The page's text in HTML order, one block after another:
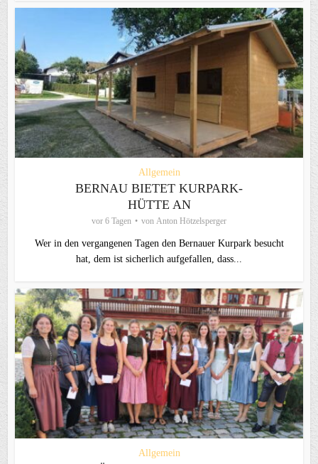
Allgemein
BERNAU BIETET KURPARK-
HÜTTE AN
vor 6 Tagen von Anton Hötzelsperger
Wer in den vergangenen Tagen den Bernauer Kurpark besucht
hat, dem ist sicherlich aufgefallen, dass...
Allgemein